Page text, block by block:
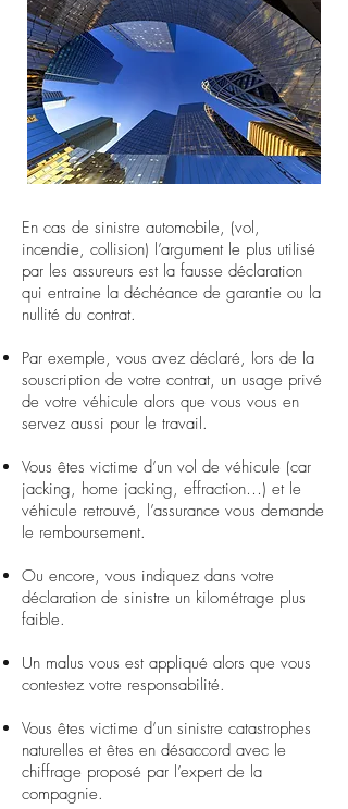
En cas de sinistre automobile, (vol,
incendie, collision) l’argument le plus utilisé
par les assureurs est la fausse déclaration
qui entraine la déchéance de garantie ou la
nullité du contrat.
Par exemple, vous avez déclaré, lors de la
souscription de votre contrat, un usage privé
de votre véhicule alors que vous vous en
servez aussi pour le travail.
Vous êtes victime d’un vol de véhicule (car
jacking, home jacking, effraction…) et le
véhicule retrouvé, l’assurance vous demande
le remboursement.
Ou encore, vous indiquez dans votre
déclaration de sinistre un kilométrage plus
faible.
Un malus vous est appliqué alors que vous
contestez votre responsabilité.
Vous êtes victime d’un sinistre catastrophes
naturelles et êtes en désaccord avec le
chiffrage proposé par l’expert de la
compagnie.